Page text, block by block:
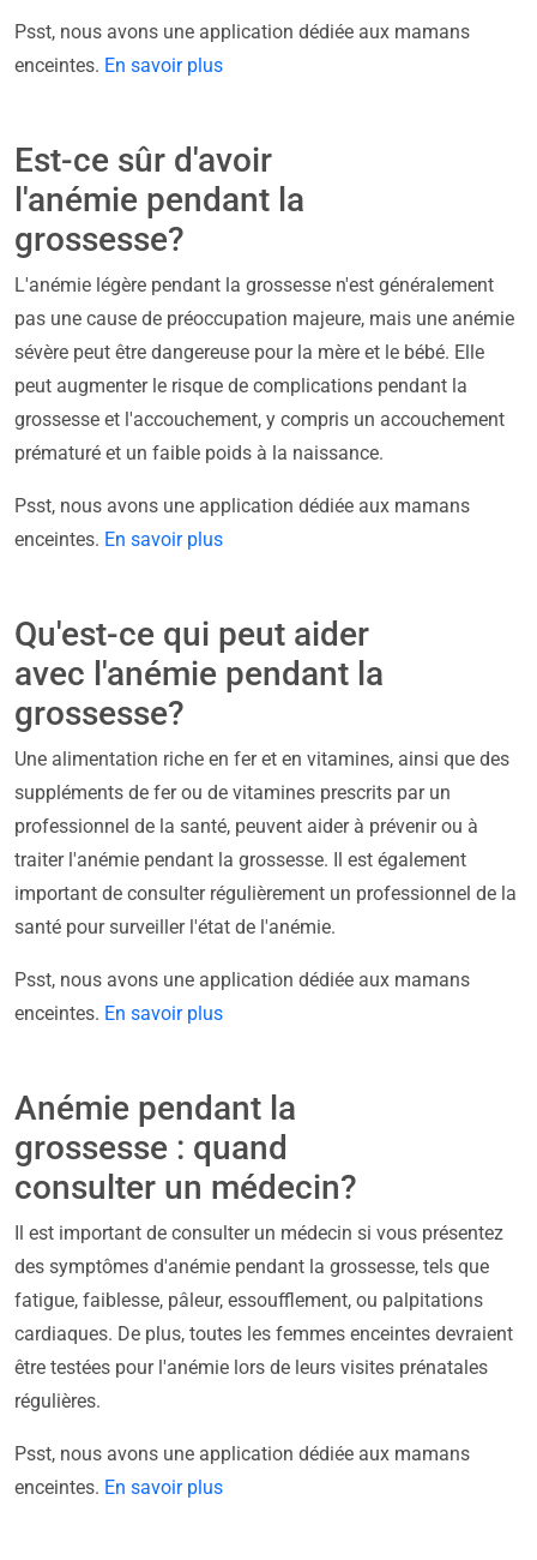
Psst, nous avons une application dédiée aux mamans
enceintes. En savoir plus
Est-ce sûr d'avoir
l'anémie pendant la
grossesse?
L'anémie légère pendant la grossesse n'est généralement
pas une cause de préoccupation majeure, mais une anémie
sévère peut être dangereuse pour la mère et le bébé. Elle
peut augmenter le risque de complications pendant la
grossesse et l'accouchement, y compris un accouchement
prématuré et un faible poids à la naissance.
Psst, nous avons une application dédiée aux mamans
enceintes. En savoir plus
Qu'est-ce qui peut aider
avec l'anémie pendant la
grossesse?
Une alimentation riche en fer et en vitamines, ainsi que des
suppléments de fer ou de vitamines prescrits par un
professionnel de la santé, peuvent aider à prévenir ou à
traiter l'anémie pendant la grossesse. Il est également
important de consulter régulièrement un professionnel de la
santé pour surveiller l'état de l'anémie.
Psst, nous avons une application dédiée aux mamans
enceintes. En savoir plus
Anémie pendant la
grossesse : quand
consulter un médecin?
Il est important de consulter un médecin si vous présentez
des symptômes d'anémie pendant la grossesse, tels que
fatigue, faiblesse, pâleur, essoufflement, ou palpitations
cardiaques. De plus, toutes les femmes enceintes devraient
être testées pour l'anémie lors de leurs visites prénatales
régulières.
Psst, nous avons une application dédiée aux mamans
enceintes. En savoir plus